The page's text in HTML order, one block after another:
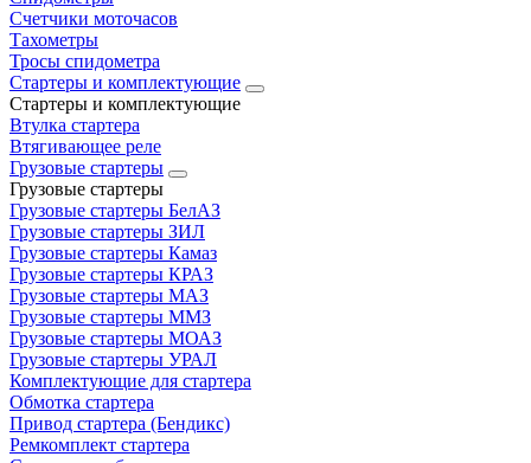
Счетчики моточасов
Тахометры
Тросы спидометра
Стартеры и комплектующие
Стартеры и комплектующие
Втулка стартера
Втягивающее реле
Грузовые стартеры
Грузовые стартеры
Грузовые стартеры БелАЗ
Грузовые стартеры ЗИЛ
Грузовые стартеры Камаз
Грузовые стартеры КРАЗ
Грузовые стартеры МАЗ
Грузовые стартеры ММЗ
Грузовые стартеры МОАЗ
Грузовые стартеры УРАЛ
Комплектующие для стартера
Обмотка стартера
Привод стартера (Бендикс)
Ремкомплект стартера